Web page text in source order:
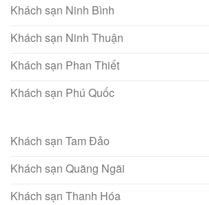
Khách sạn Ninh Bình
Khách sạn Ninh Thuận
Khách sạn Phan Thiết
Khách sạn Phú Quốc
Khách sạn Tam Đảo
Khách sạn Quãng Ngãi
Khách sạn Thanh Hóa